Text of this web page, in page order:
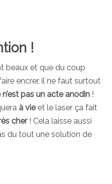
!
beaux et que du coup
encrer, il ne faut surtout
pas un acte anodin !
à vieet le laser ça fait
cher! Cela laisse aussi
du tout une solution de